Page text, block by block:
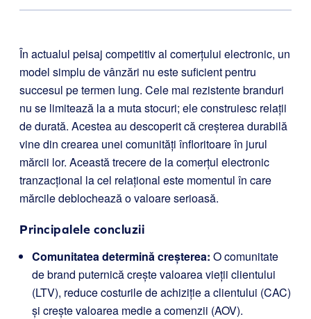
În actualul peisaj competitiv al comerțului electronic, un
model simplu de vânzări nu este suficient pentru
succesul pe termen lung. Cele mai rezistente branduri
nu se limitează la a muta stocuri; ele construiesc relații
de durată. Acestea au descoperit că creșterea durabilă
vine din crearea unei comunități înfloritoare în jurul
mărcii lor. Această trecere de la comerțul electronic
tranzacțional la cel relațional este momentul în care
mărcile deblochează o valoare serioasă.
Principalele concluzii
Comunitatea determină creșterea: O comunitate
de brand puternică crește valoarea vieții clientului
(LTV), reduce costurile de achiziție a clientului (CAC)
și crește valoarea medie a comenzii (AOV).